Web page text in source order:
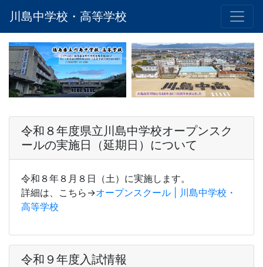
川島中学校・高等学校
令和８年度県立川島中学校オープンスク
ールの実施日（延期日）について
令和８年８月８日（土）に実施します。
詳細は、こちら→オープンスクール | 川島中学校・
高等学校
令和９年度入試情報